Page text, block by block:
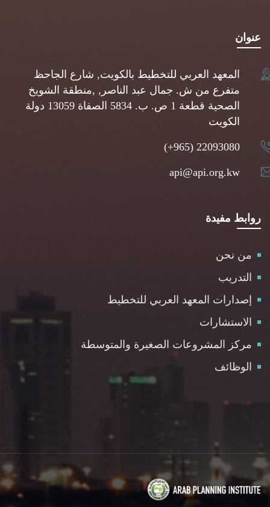
عنوان
المعهد العربي للتخطيط بالكويت, شارع الجاحظ
متفرع من ش. جمال عبد الناصر, ,منطقة الشويخ
الصحية قطعة 1 ص. ب. 5834 الصفاة 13059 دولة
الكويت
(+965) 22093080
api@api.org.kw
روابط مفيدة
من نحن
التدريب
إصدارات المعهد العربي للتخطيط
الاستشارات
مركز المشروعات الصغيرة والمتوسطة
الوظائف